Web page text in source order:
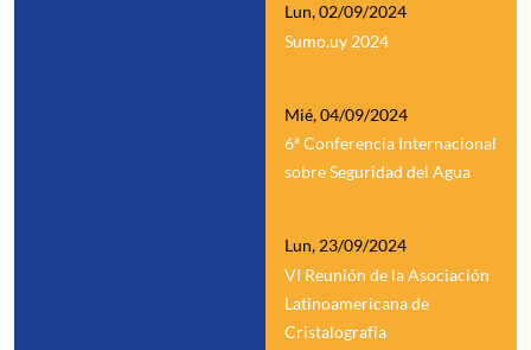
Lun, 02/09/2024
Sumo.uy 2024
Mié, 04/09/2024
6ª Conferencia Internacional
sobre Seguridad del Agua
Lun, 23/09/2024
VI Reunión de la Asociación
Latinoamericana de
Cristalografía